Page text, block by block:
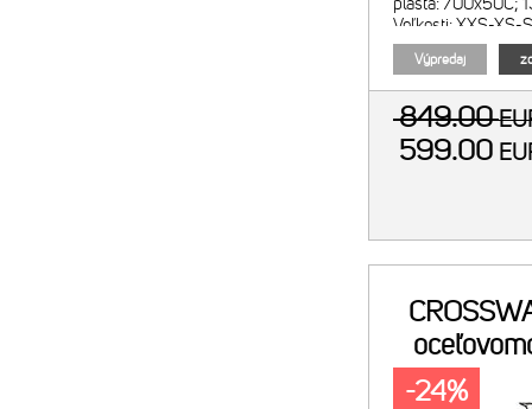
Veľkosti: XXS-XS-
Suntour NEX
Výpredaj
849.00
599.00
-24%